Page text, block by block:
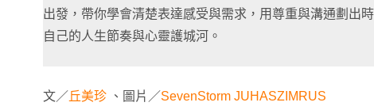
出發，帶你學會清楚表達感受與需求，用尊重與溝通劃出
自己的人生節奏與心靈護城河。
文／ 丘美珍 、圖片／SevenStorm JUHASZIMRUS